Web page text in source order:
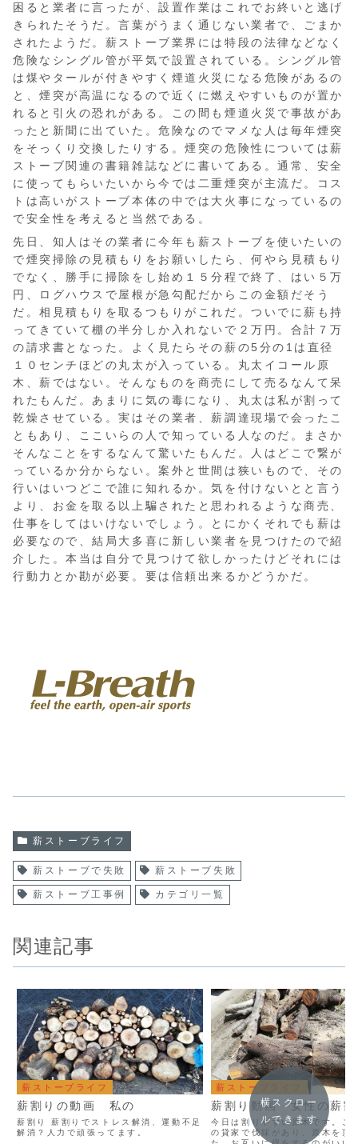
困ると業者に言ったが、設置作業はこれでお終いと逃げ
きられたそうだ。言葉がうまく通じない業者で、ごまか
されたようだ。薪ストーブ業界には特段の法律などなく
危険なシングル管が平気で設置されている。シングル管
は煤やタールが付きやすく煙道火災になる危険があるの
と、煙突が高温になるので近くに燃えやすいものが置か
れると引火の恐れがある。この間も煙道火災で事故があ
ったと新聞に出ていた。危険なのでマメな人は毎年煙突
をそっくり交換したりする。煙突の危険性については薪
ストーブ関連の書籍雑誌などに書いてある。通常、安全
に使ってもらいたいから今では二重煙突が主流だ。コス
トは高いがストーブ本体の中では大火事になっているの
で安全性を考えると当然である。
先日、知人はその業者に今年も薪ストーブを使いたいの
で煙突掃除の見積もりをお願いしたら、何やら見積もり
でなく、勝手に掃除をし始め１５分程で終了、はい５万
円、ログハウスで屋根が急勾配だからこの金額だそう
だ。相見積もりを取るつもりがこれだ。ついでに薪も持
ってきていて棚の半分しか入れないで２万円。合計７万
の請求書となった。よく見たらその薪の5分の1は直径
１０センチほどの丸太が入っている。丸太イコール原
木、薪ではない。そんなものを商売にして売るなんて呆
れたもんだ。あまりに気の毒になり、丸太は私が割って
乾燥させている。実はその業者、薪調達現場で会ったこ
ともあり、ここいらの人で知っている人なのだ。まさか
そんなことをするなんて驚いたもんだ。人はどこで繋が
っているか分からない。案外と世間は狭いもので、その
行いはいつどこで誰に知れるか。気を付けないとと言う
より、お金を取る以上騙されたと思われるような商売、
仕事をしてはいけないでしょう。とにかくそれでも薪は
必要なので、結局大多喜に新しい業者を見つけたので紹
介した。本当は自分で見つけて欲しかったけどそれには
行動力とか勘が必要。要は信頼出来るかどうかだ。
薪ストーブライフ
薪ストーブで失敗 薪ストーブ失敗
薪ストーブ工事例 カテゴリ一覧
関連記事
薪ストーブライフ
薪割りの動画 私の
薪割り 薪割りでストレス解消、運動不足
解消？人力で頑張ってます。
薪ストーブライフ
薪割り動画 女性の薪
今日は割りやすい原木です。ご
の貸家で伐採があり、原木を頂
横スクロー
ルできます